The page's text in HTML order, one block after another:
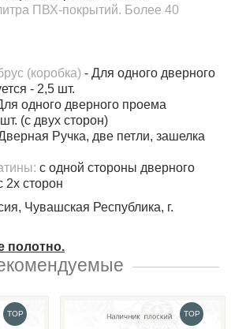
ПВХ-покрытий. Более 40
(коробка) - Для одного дверного
- 2,5 шт.
одного дверного проема
(с двух сторон)
Ручка, две петли, зашелка
с одной стороны дверного
2х сторон
Чувашская Республика, г.
полотно.
TOP TOP